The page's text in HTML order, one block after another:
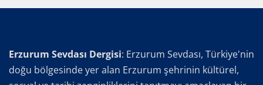
Erzurum Sevdası Dergisi: Erzurum Sevdası, Türkiye'nin
doğu bölgesinde yer alan Erzurum şehrinin kültürel,